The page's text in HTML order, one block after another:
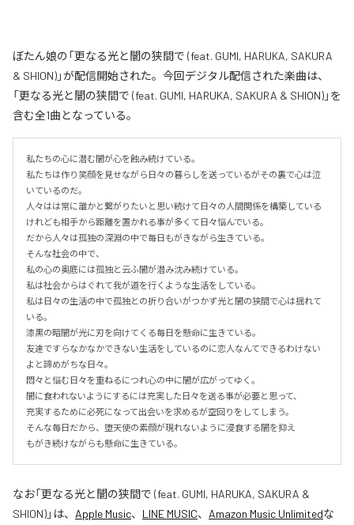
ぼたん娘の「更なる光と闇の狭間で (feat. GUMI, HARUKA, SAKURA
& SHION)」が配信開始された。今回デジタル配信された楽曲は、
「更なる光と闇の狭間で (feat. GUMI, HARUKA, SAKURA & SHION)」を
含む全1曲となっている。
私たちの心に潜む闇が心を蝕み続けている。
私たちは作り笑顔を見せながら日々の暮らしを送っているがその裏で心は泣
いているのだ。
人々はは常に誰かと繋がりたいと思い続けて日々の人間関係を構築している
けれども相手から距離を置かれる事が多くて日々悩んでいる。
だから人々は孤独の深淵の中で毎日もがきながら生きている。
そんな社会の中で、
私の心の奥底には孤独と云ふ闇が潜み沈み続けている。
私は社会からはぐれて我が道を行くような生活をしている。
私は日々の生活の中で孤独との折り合いがつかず光と闇の狭間で心は揺れて
いる。
漆黒の暗闇が光に刃を向けてくる毎日を懸命に生きている。
友達ですらなかなかできない生活をしているのに恋人なんてできるわけない
よと諦めがちな日々。
悶々と悩む日々を重ねるにつれ心の中に闇が広がってゆく。
闇に食われないようにするには充実した日々を送る事が必要と思って、
充実するために必死になって出会いを求めるが空回りをしてしまう。
そんな毎日だから、堕天使の素顔が現れないように浸食する闇を抑え
もがき続けながらも懸命に生きている。
なお「更なる光と闇の狭間で (feat. GUMI, HARUKA, SAKURA &
SHION)」は、 Apple Music、 LINE MUSIC、 Amazon Music Unlimitedな